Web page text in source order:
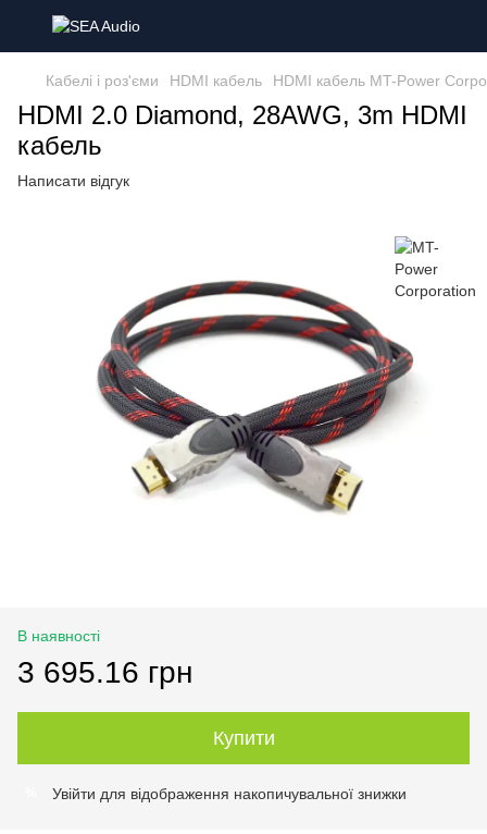
Кабелі і роз'єми HDMI кабель HDMI кабель MT-Power
HDMI 2.0 Diamond, 28AWG, 3m HDMI
кабель
Написати відгук
В наявності
3 695.16 грн
Купити
Увійти для відображення накопичувальної знижки